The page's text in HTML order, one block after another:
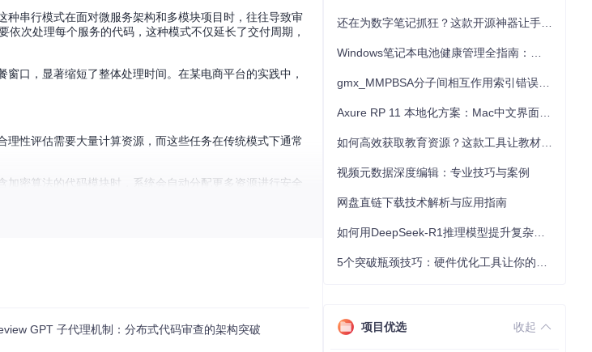
串行模式在面对微服务架构和多模块项目时，往往导致审
次处理每个服务的代码，这种模式不仅延长了交付周期，
口，显著缩短了整体处理时间。在某电商平台的实践中，
性评估需要大量计算资源，而这些任务在传统模式下通常
密算法的代码模块时，系统会自动分配更多资源进行安全
将资源浪费减少了28%。
分析，结合历史审查数据，将大型任务分解为粒度适中的
GPT 子代理机制：分布式代码审查的架构突破
视频元数据深度编辑：专业技巧与案例
网盘直链下载技术解析与应用指南
项目优选 收起